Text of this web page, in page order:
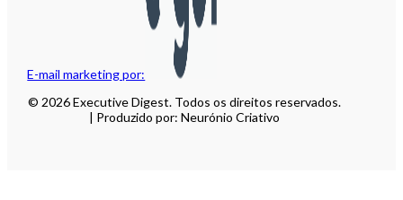
E-mail marketing por:
© 2026 Executive Digest. Todos os direitos reservados.
| Produzido por: Neurónio Criativo